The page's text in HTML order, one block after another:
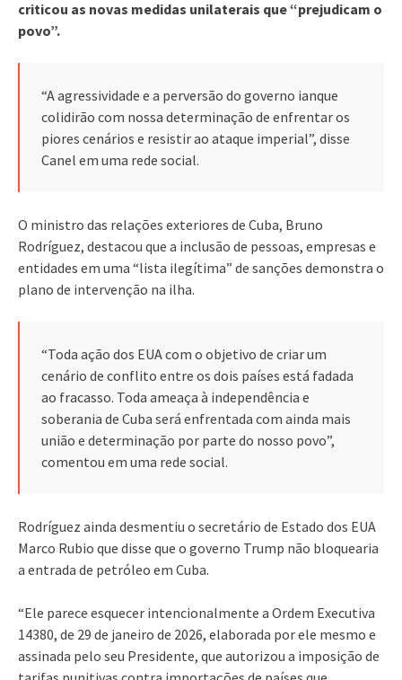
criticou as novas medidas unilaterais que “prejudicam o
povo”.
“A agressividade e a perversão do governo ianque
colidirão com nossa determinação de enfrentar os
piores cenários e resistir ao ataque imperial”, disse
Canel em uma rede social.
O ministro das relações exteriores de Cuba, Bruno
Rodríguez, destacou que a inclusão de pessoas, empresas e
entidades em uma “lista ilegítima” de sanções demonstra o
plano de intervenção na ilha.
“Toda ação dos EUA com o objetivo de criar um
cenário de conflito entre os dois países está fadada
ao fracasso. Toda ameaça à independência e
soberania de Cuba será enfrentada com ainda mais
união e determinação por parte do nosso povo”,
comentou em uma rede social.
Rodríguez ainda desmentiu o secretário de Estado dos EUA
Marco Rubio que disse que o governo Trump não bloquearia
a entrada de petróleo em Cuba.
“Ele parece esquecer intencionalmente a Ordem Executiva
14380, de 29 de janeiro de 2026, elaborada por ele mesmo e
assinada pelo seu Presidente, que autorizou a imposição de